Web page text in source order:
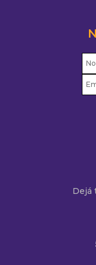
Dejá